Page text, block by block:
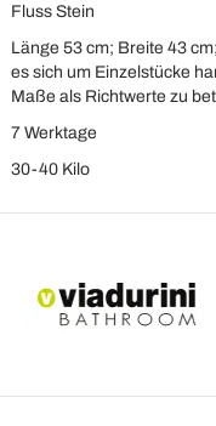
Fluss Stein
Länge 53 cm; Breite 43
es sich um Einzelstücke
Maße als Richtwerte zu
7 Werktage
30-40 Kilo